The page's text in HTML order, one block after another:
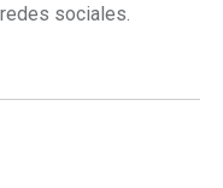
sociales.